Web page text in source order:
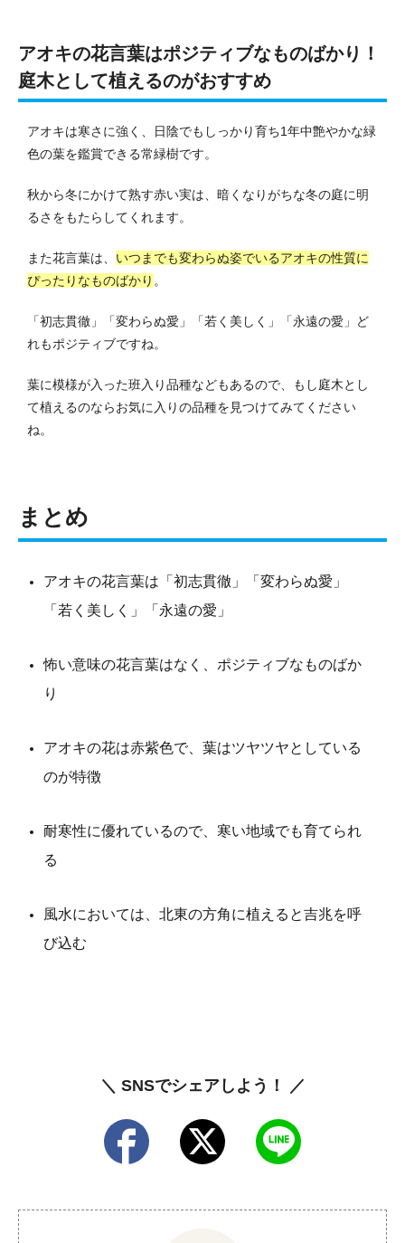
アオキの花言葉はポジティブなものばかり！
庭木として植えるのがおすすめ
アオキは寒さに強く、日陰でもしっかり育ち1年中艶やかな緑
色の葉を鑑賞できる常緑樹です。
秋から冬にかけて熟す赤い実は、暗くなりがちな冬の庭に明
るさをもたらしてくれます。
また花言葉は、 いつまでも変わらぬ姿でいるアオキの性質に
ぴったりなものばかり 。
「初志貫徹」「変わらぬ愛」「若く美しく」「永遠の愛」ど
れもポジティブですね。
葉に模様が入った班入り品種などもあるので、もし庭木とし
て植えるのならお気に入りの品種を見つけてみてください
ね。
まとめ
アオキの花言葉は「初志貫徹」「変わらぬ愛」
「若く美しく」「永遠の愛」
怖い意味の花言葉はなく、ポジティブなものばか
り
アオキの花は赤紫色で、葉はツヤツヤとしている
のが特徴
耐寒性に優れているので、寒い地域でも育てられ
る
風水においては、北東の方角に植えると吉兆を呼
び込む
＼ SNSでシェアしよう！ ／